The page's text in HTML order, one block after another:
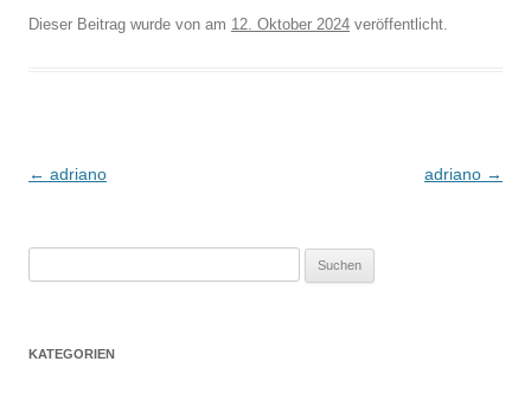
Dieser Beitrag wurde von am 12. Oktober 2024 veröffentlicht.
Beitragsnavigation
← adriano adriano →
KATEGORIEN